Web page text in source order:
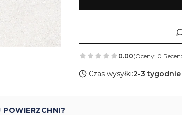
0.00(Oceny: 0
Czas wysyłki:2-3 tygodnie